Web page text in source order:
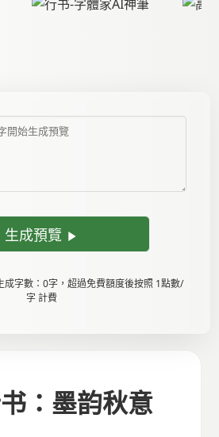
生成預覽
成字數：0字，超過免費額度後按照 1點數/
字 計費
：墨韵秋意